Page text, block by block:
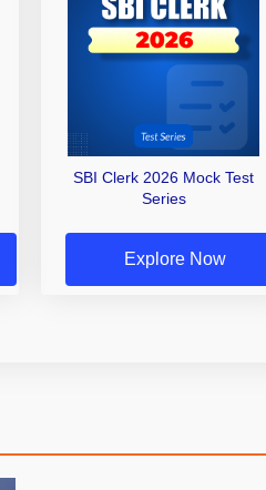
SBI Clerk 2026 Mock Test
Series
Explore Now